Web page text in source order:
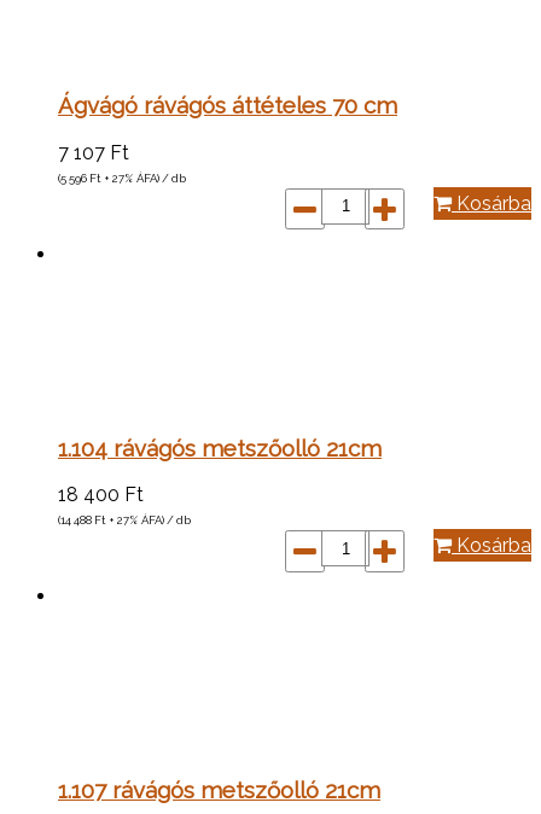
Ágvágó rávágós áttételes 70 cm
7 107 Ft
(5 596 Ft + 27% ÁFA) / db
Kosárba
1.104 rávágós metszőolló 21cm
18 400 Ft
(14 488 Ft + 27% ÁFA) / db
Kosárba
1.107 rávágós metszőolló 21cm